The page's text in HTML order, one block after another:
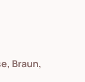
Braun,